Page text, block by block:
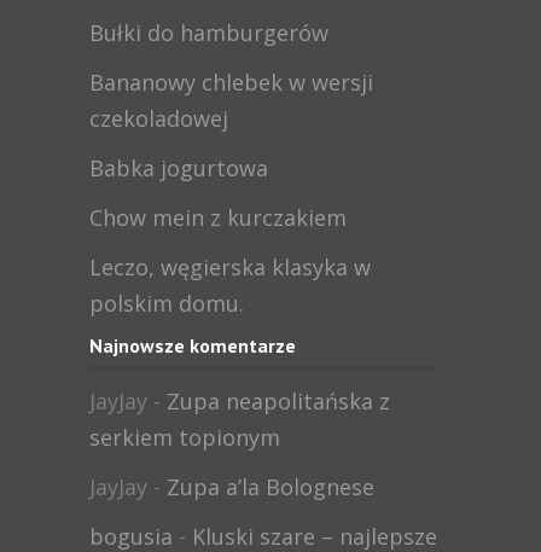
Bułki do hamburgerów
Bananowy chlebek w wersji
czekoladowej
Babka jogurtowa
Chow mein z kurczakiem
Leczo, węgierska klasyka w
polskim domu.
Najnowsze komentarze
JayJay - Zupa neapolitańska z
serkiem topionym
JayJay - Zupa a’la Bolognese
bogusia - Kluski szare – najlepsze